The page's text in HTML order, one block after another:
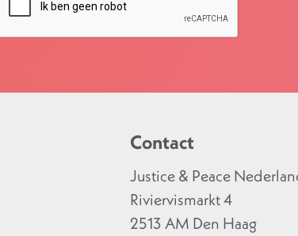
Contact
Justice & Peace
Riviervismarkt 4
2513 AM Den Haag